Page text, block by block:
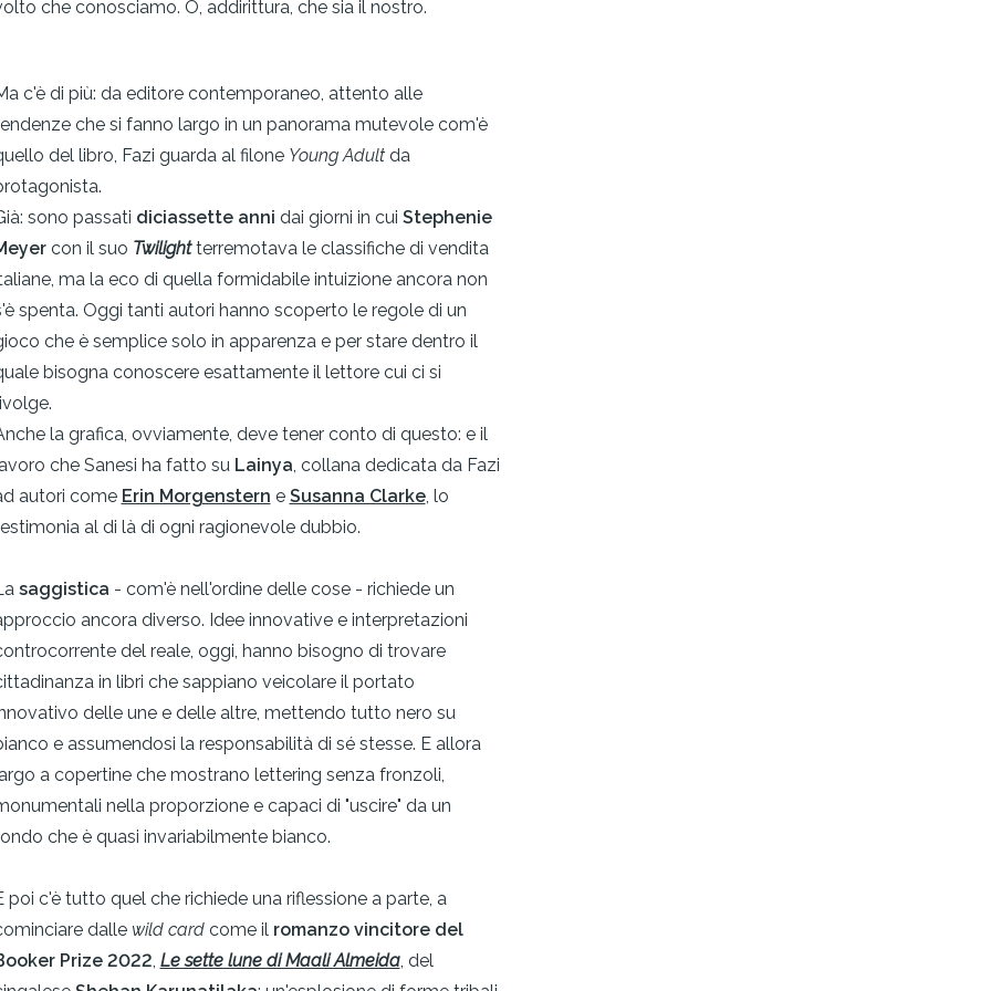
che conosciamo. O, addirittura, che sia il nostro.
c'è di più: da editore contemporaneo, attento alle
che si fanno largo in un panorama mutevole com'è
del libro, Fazi guarda al filone Young Adultda
sono passati diciassette anni dai giorni in cui Stephenie
con il suo Twilightterremotava le classifiche di vendita
ma la eco di quella formidabile intuizione ancora non
spenta. Oggi tanti autori hanno scoperto le regole di un
che è semplice solo in apparenza e per stare dentro il
bisogna conoscere esattamente il lettore cui ci si
la grafica, ovviamente, deve tener conto di questo: e il
che Sanesi ha fatto su Lainya, collana dedicata da Fazi
autori come Erin Morgenstern e Susanna Clarke, lo
al di là di ogni ragionevole dubbio.
saggistica - com'è nell'ordine delle cose - richiede un
ancora diverso. Idee innovative e interpretazioni
del reale, oggi, hanno bisogno di trovare
in libri che sappiano veicolare il portato
delle une e delle altre, mettendo tutto nero su
e assumendosi la responsabilità di sé stesse. E allora
a copertine che mostrano lettering senza fronzoli,
nella proporzione e capaci di "uscire" da un
che è quasi invariabilmente bianco.
poi c'è tutto quel che richiede una riflessione a parte, a
dalle wild cardcome il romanzo vincitore del
Prize 2022, Le sette lune di Maali Almeida, del